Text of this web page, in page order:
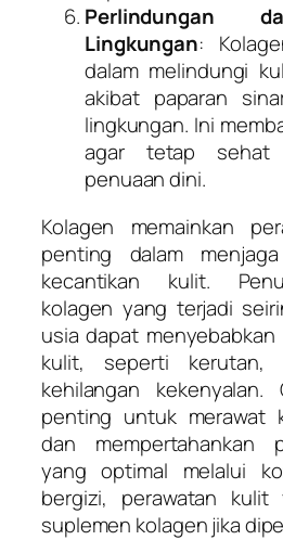
Perlindungan
Lingkungan:
dalam melindungi
akibat paparan
lingkungan. Ini
agar tetap sehat
penuaan dini.
Kolagen memainkan
penting dalam
kecantikan kulit.
kolagen yang terjadi
usia dapat menyebabkan
kulit, seperti kerutan,
kehilangan
penting untuk merawat
dan mempertahankan
yang optimal melalui
bergizi, perawatan
suplemen kolagen jika